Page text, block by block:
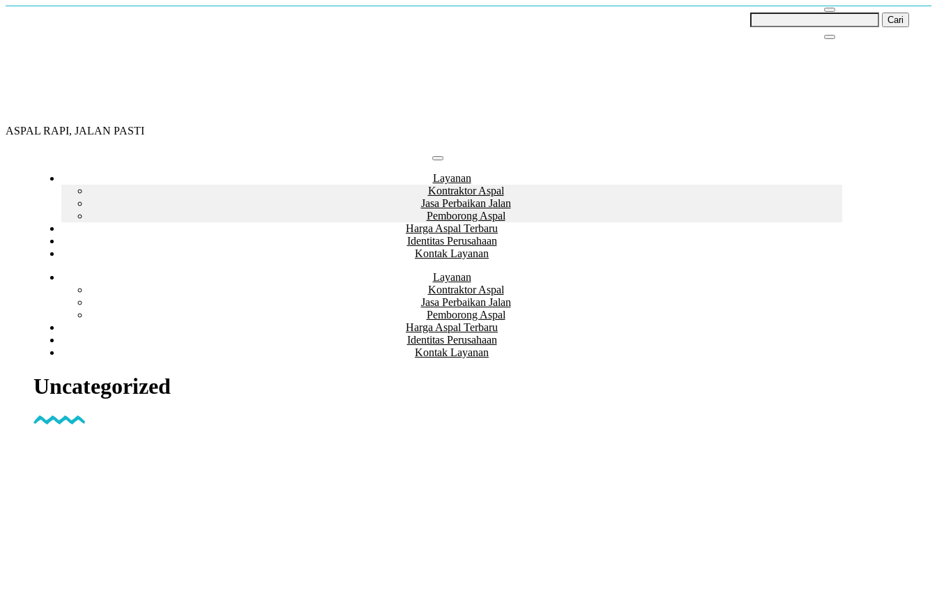
ASPAL RAPI, JALAN PASTI
Layanan
Kontraktor Aspal
Jasa Perbaikan Jalan
Pemborong Aspal
Harga Aspal Terbaru
Identitas Perusahaan
Kontak Layanan
Layanan
Kontraktor Aspal
Jasa Perbaikan Jalan
Pemborong Aspal
Harga Aspal Terbaru
Identitas Perusahaan
Kontak Layanan
Cari
untuk:
Uncategorized